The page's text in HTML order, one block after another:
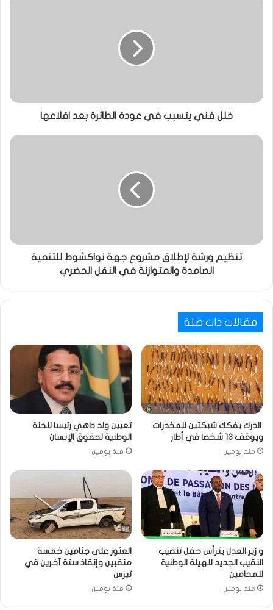
خلل فني يتسبب في عودة الطائرة بعد اقلاعها
تنظيم ورشة لإطلاق مشروع جهة نواكشوط للتنمية
الصامدة والمتوازنة في النقل الحضري
مقالات ذات صلة
الدرك يفكك شبكتين للمخدرات
ويوقف 13 شخصا في أطار
منذ يومين
تعيين ولد داهي رئيسا للجنة
الوطنية لحقوق الإنسان
منذ يومين
و زير العدل يترأس حفل تنصيب
النقيب الجديد للهيئة الوطنية
للمحامين
منذ يومين
العثور على جثامين خمسة
منقبين وإنقاذ ستة آخرين في
تيرس
منذ يومين